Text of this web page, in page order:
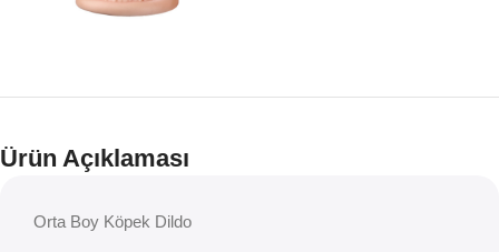
Ürün Açıklaması
Orta Boy Köpek Dildo